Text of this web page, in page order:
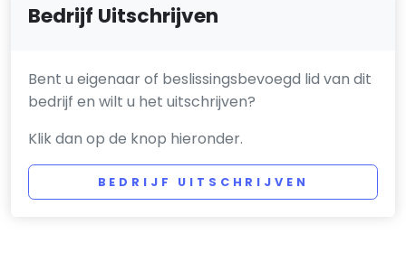
Bedrijf Uitschrijven
Bent u eigenaar of beslissingsbevoegd lid van dit
bedrijf en wilt u het uitschrijven?
Klik dan op de knop hieronder.
BEDRIJF UITSCHRIJVEN